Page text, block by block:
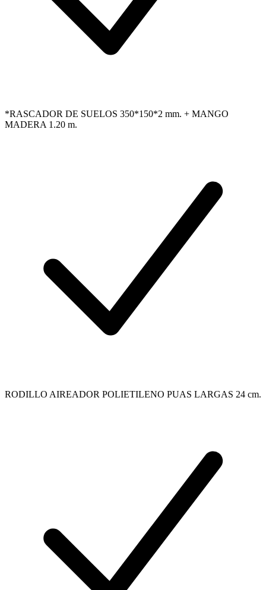
*RASCADOR DE SUELOS 350*150*2 mm. + MANGO
MADERA 1.20 m.
RODILLO AIREADOR POLIETILENO PUAS LARGAS 24 cm.